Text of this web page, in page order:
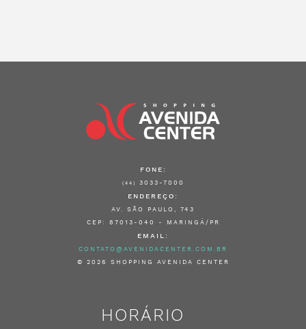
FONE:
(44) 3033-7000
ENDEREÇO:
AV. SÃO PAULO, 743
CEP: 87013-040 - MARINGÁ/PR
EMAIL:
CONTATO@AVENIDACENTER.COM.BR
© 2026 SHOPPING AVENIDA CENTER
HORÁRIO